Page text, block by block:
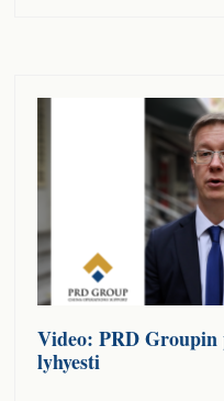
Video: PRD Groupin
lyhyesti